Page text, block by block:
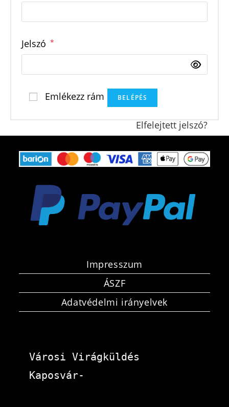
Jelszó *
Emlékezz rám BELÉPÉS
Elfelejtett jelszó?
Impresszum
ÁSZF
Adatvédelmi irányelvek
Városi Virágküldés
Kaposvár-